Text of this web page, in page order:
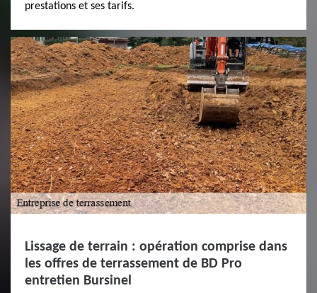
prestations et ses tarifs.
Lissage de terrain : opération comprise dans
les offres de terrassement de BD Pro
entretien Bursinel